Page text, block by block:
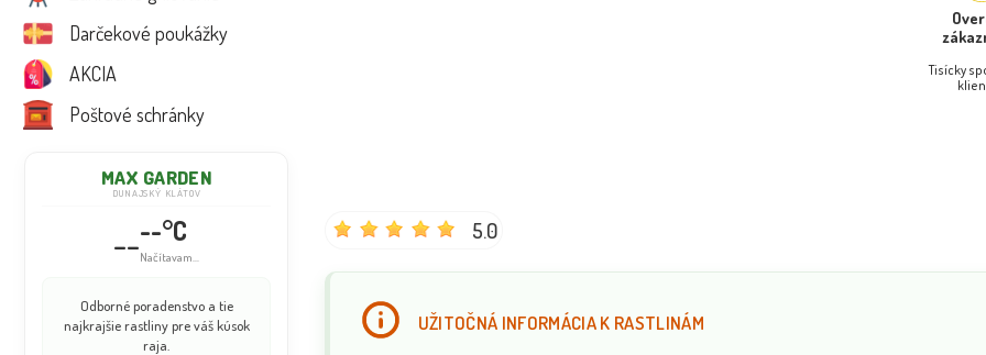
Darčekové poukážky
AKCIA
Poštové schránky
MAX GARDEN
DUNAJSKÝ KLÁTOV
----°C
Načítavam...
Odborné poradenstvo a tie
najkrajšie rastliny pre váš kúsok
raja.
Tisícky
5.0
UŽITOČNÁ INFORMÁCIA K RASTLINÁM